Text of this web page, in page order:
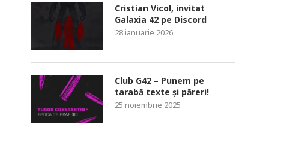
Cristian Vicol, invitat
Galaxia 42 pe Discord
28 ianuarie 2026
Club G42 – Punem pe
tarabă texte și păreri!
25 noiembrie 2025